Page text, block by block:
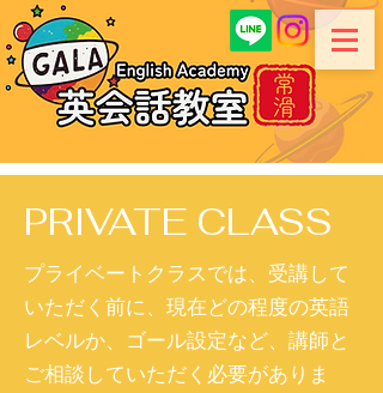
PRIVATE CLASS
プライベートクラスでは、受講して
いただく前に、現在どの程度の英語
レベルか、ゴール設定など、講師と
ご相談していただく必要がありま